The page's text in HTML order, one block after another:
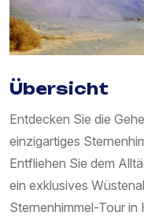
Übersicht
Entdecken Sie die
einzigartiges
Entfliehen Sie dem
ein exklusives
Sternenhimmel-Tour in